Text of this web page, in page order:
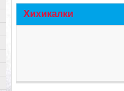
Хихикалки